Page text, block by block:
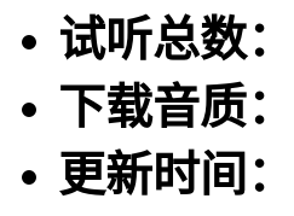
试听总数：
下载音质：
更新时间：